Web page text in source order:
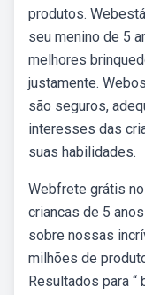
produtos.
seu menino de 5
melhores
justamente.
são seguros,
interesses das
suas habilidades.
Webfrete grátis
criancas de 5
sobre nossas
milhões de
Resultados para “